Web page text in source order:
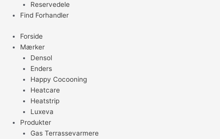
Reservedele
Find Forhandler
Forside
Mærker
Densol
Enders
Happy Cocooning
Heatcare
Heatstrip
Luxeva
Produkter
Gas Terrassevarmere